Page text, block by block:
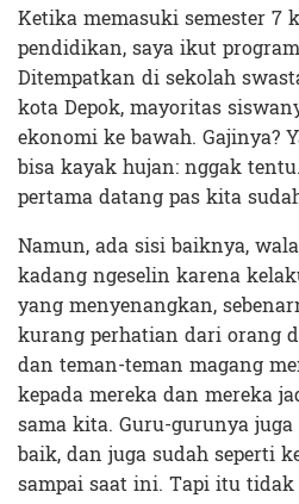
Ketika memasuki semester 7
pendidikan, saya ikut
Ditempatkan di sekolah
kota Depok, mayoritas
ekonomi ke bawah. Gajinya?
bisa kayak hujan: nggak
pertama datang pas kita
Namun, ada sisi baiknya,
kadang ngeselin karena
yang menyenangkan,
kurang perhatian dari orang
dan teman-teman magang
kepada mereka dan mereka
sama kita. Guru-gurunya
baik, dan juga sudah seperti
sampai saat ini. Tapi itu